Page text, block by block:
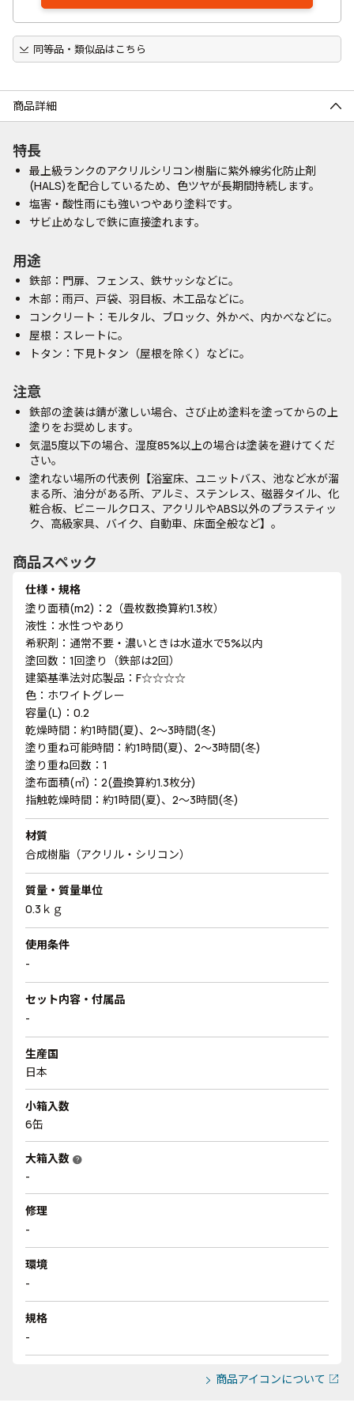
同等品・類似品はこちら
商品詳細
特長
最上級ランクのアクリルシリコン樹脂に紫外線劣化防止剤
(HALS)を配合しているため、色ツヤが長期間持続します。
塩害・酸性雨にも強いつやあり塗料です。
サビ止めなしで鉄に直接塗れます。
用途
鉄部：門扉、フェンス、鉄サッシなどに。
木部：雨戸、戸袋、羽目板、木工品などに。
コンクリート：モルタル、ブロック、外かべ、内かべなどに。
屋根：スレートに。
トタン：下見トタン（屋根を除く）などに。
注意
鉄部の塗装は錆が激しい場合、さび止め塗料を塗ってからの上
塗りをお奨めします。
気温5度以下の場合、湿度85%以上の場合は塗装を避けてくだ
さい。
塗れない場所の代表例【浴室床、ユニットバス、池など水が溜
まる所、油分がある所、アルミ、ステンレス、磁器タイル、化
粧合板、ビニールクロス、アクリルやABS以外のプラスティッ
ク、高級家具、バイク、自動車、床面全般など】。
商品スペック
仕様・規格
塗り面積(m2)：2（畳枚数換算約1.3枚）
液性：水性つやあり
希釈剤：通常不要・濃いときは水道水で5%以内
塗回数：1回塗り（鉄部は2回）
建築基準法対応製品：F☆☆☆☆
色：ホワイトグレー
容量(L)：0.2
乾燥時間：約1時間(夏)、2～3時間(冬)
塗り重ね可能時間：約1時間(夏)、2～3時間(冬)
塗り重ね回数：1
塗布面積(㎡)：2(畳換算約1.3枚分)
指触乾燥時間：約1時間(夏)、2～3時間(冬)
材質
合成樹脂（アクリル・シリコン）
質量・質量単位
0.3ｋｇ
使用条件
-
セット内容・付属品
-
生産国
日本
小箱入数
6缶
大箱入数 help
-
修理
-
環境
-
規格
-
商品アイコンについて